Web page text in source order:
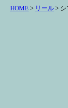
HOME > リール >